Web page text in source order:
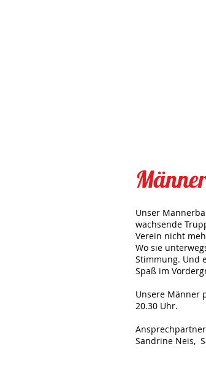
Unser
wachsende
Verein nicht
Wo sie
Stimmung. Und
Spaß im
Unsere Männer
20.30 Uhr.
Sandrine Neis,